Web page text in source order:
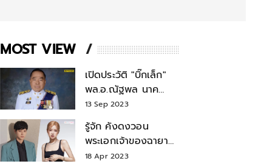
MOST VIEW
เปิดประวัติ "บิ๊กเล็ก"
พล.อ.ณัฐพล นาค
พาณิชย์ จากเลขาฯ
สมช.-เลขาฯ
รมว.กลาโหม
13 Sep 2023
รู้จัก คังดงวอน
พระเอกเจ้าของฉายา
สมบัติแห่งชาติ หลังมี
18 Apr 2023